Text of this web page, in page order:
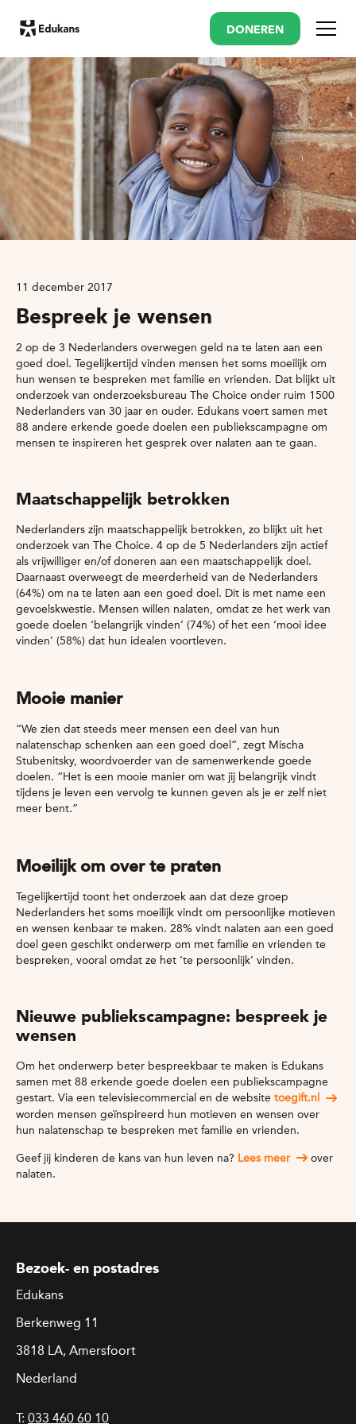
DONEREN Menu
11 december 2017
Bespreek je wensen
2 op de 3 Nederlanders overwegen geld na te laten aan een
goed doel. Tegelijkertijd vinden mensen het soms moeilijk om
hun wensen te bespreken met familie en vrienden. Dat blijkt uit
onderzoek van onderzoeksbureau The Choice onder ruim 1500
Nederlanders van 30 jaar en ouder. Edukans voert samen met
88 andere erkende goede doelen een publiekscampagne om
mensen te inspireren het gesprek over nalaten aan te gaan.
Maatschappelijk betrokken
Nederlanders zijn maatschappelijk betrokken, zo blijkt uit het
onderzoek van The Choice. 4 op de 5 Nederlanders zijn actief
als vrijwilliger en/of doneren aan een maatschappelijk doel.
Daarnaast overweegt de meerderheid van de Nederlanders
(64%) om na te laten aan een goed doel. Dit is met name een
gevoelskwestie. Mensen willen nalaten, omdat ze het werk van
goede doelen ‘belangrijk vinden’ (74%) of het een ‘mooi idee
vinden’ (58%) dat hun idealen voortleven.
Mooie manier
“We zien dat steeds meer mensen een deel van hun
nalatenschap schenken aan een goed doel”, zegt Mischa
Stubenitsky, woordvoerder van de samenwerkende goede
doelen. “Het is een mooie manier om wat jij belangrijk vindt
tijdens je leven een vervolg te kunnen geven als je er zelf niet
meer bent.”
Moeilijk om over te praten
Tegelijkertijd toont het onderzoek aan dat deze groep
Nederlanders het soms moeilijk vindt om persoonlijke motieven
en wensen kenbaar te maken. 28% vindt nalaten aan een goed
doel geen geschikt onderwerp om met familie en vrienden te
bespreken, vooral omdat ze het ‘te persoonlijk’ vinden.
Nieuwe publiekscampagne: bespreek je
wensen
Om het onderwerp beter bespreekbaar te maken is Edukans
samen met 88 erkende goede doelen een publiekscampagne
gestart. Via een televisiecommercial en de website toegift.nl
worden mensen geïnspireerd hun motieven en wensen over
hun nalatenschap te bespreken met familie en vrienden.
Geef jij kinderen de kans van hun leven na? Lees meer
over
nalaten.
Bezoek- en postadres
Edukans
Berkenweg 11
3818 LA, Amersfoort
Nederland
T: 033 460 60 10